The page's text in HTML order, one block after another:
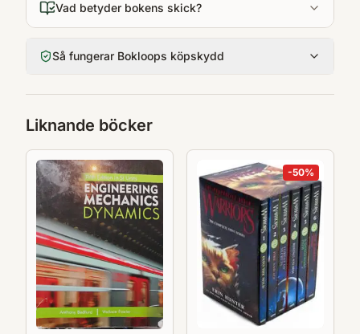
Vad betyder bokens skick?
Så fungerar Bokloops köpskydd
Liknande böcker
-50%